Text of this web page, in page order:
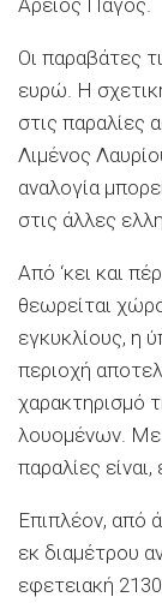
Οι παραβάτες
ευρώ. Η
στις παραλίες
Λιμένος
αναλογία
στις άλλες
Από ‘κει και
θεωρείται
εγκυκλίους, η
περιοχή
χαρακτηρισμό
λουομένων. Με
παραλίες
Επιπλέον, από
εκ διαμέτρου
εφετειακή